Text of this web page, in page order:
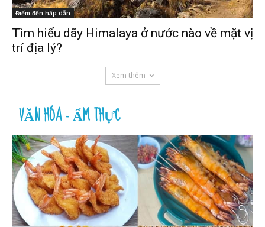
Điểm đến hấp dẫn
Tìm hiểu dãy Himalaya ở nước nào về mặt vị
trí địa lý?
Xem thêm
VĂN HÓA - ẨM THỰC